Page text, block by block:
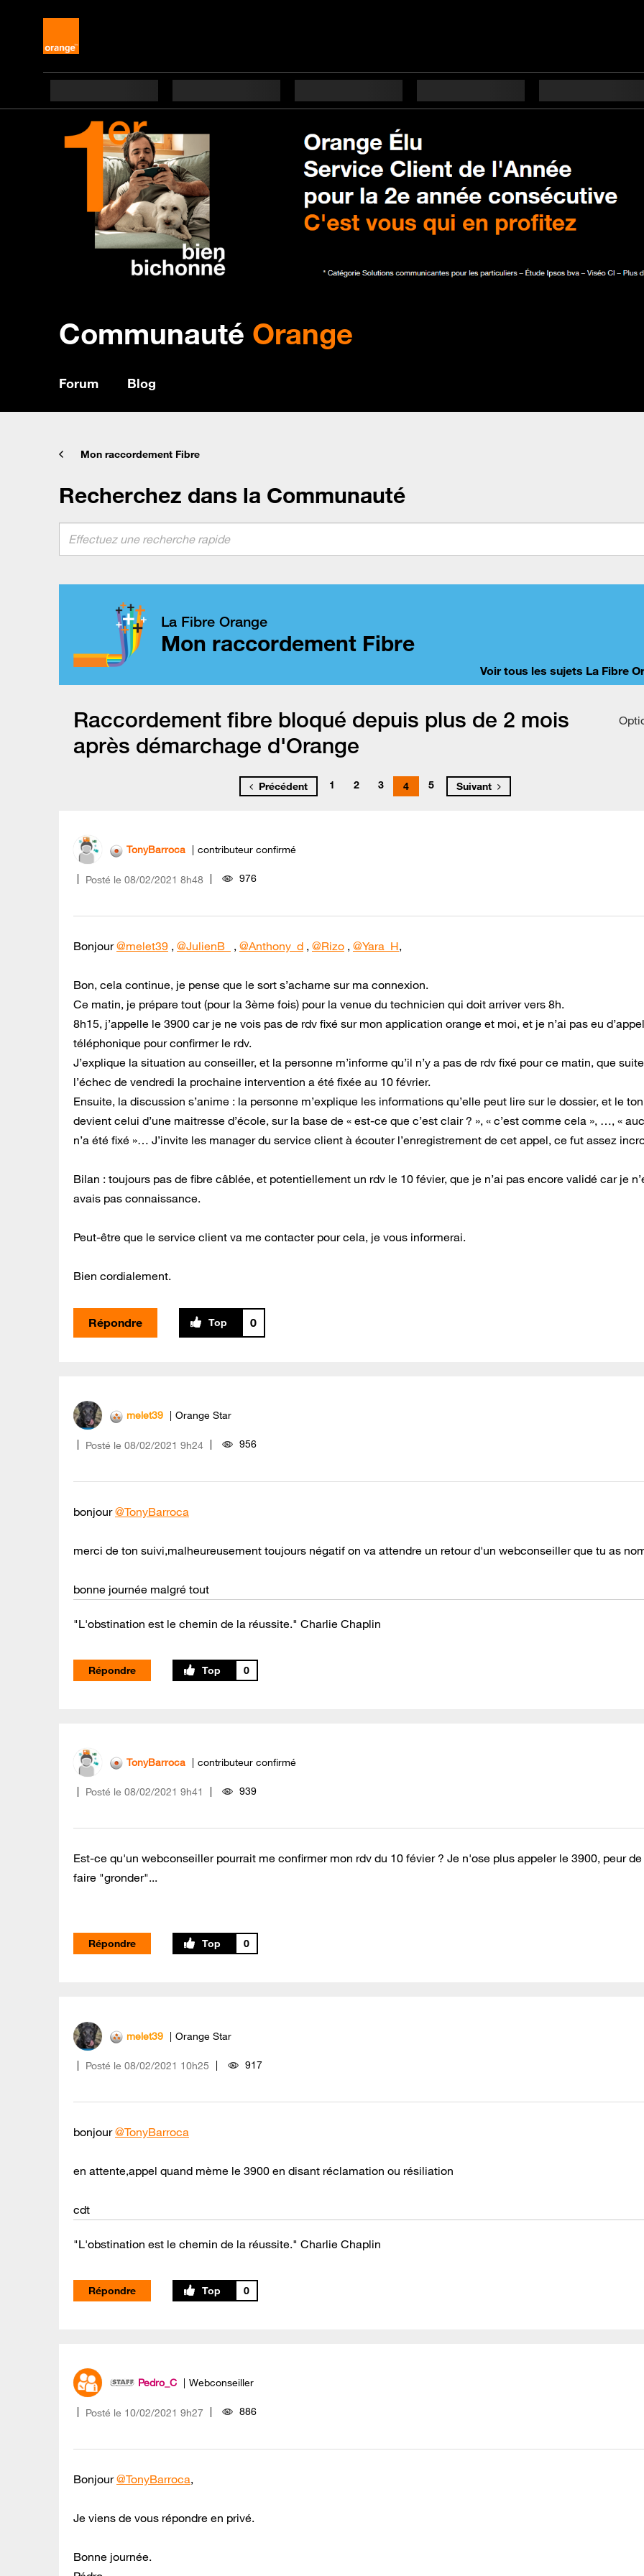
Communauté Orange
Forum Blog
Mon raccordement Fibre
Recherchez dans la Communauté
La Fibre Orange
Mon raccordement Fibre
Voir tous les sujets La Fibre
Raccordement fibre bloqué depuis plus de 2 mois
après démarchage d'Orange
Précédent 1 2 3 4 5 Suivant
TonyBarroca contributeur confirmé
Posté le ‎08/02/2021 8h48 976
Bonjour@melet39 , @JulienB_ , @Anthony_d , @Rizo , @Yara_H,
Bon, cela continue, je pense que le sort s’acharne sur ma connexion.
Ce matin, je prépare tout (pour la 3ème fois) pour la venue du technicien qui doit arriver vers 8h.
8h15, j’appelle le 3900 car je ne vois pas de rdv fixé sur mon application orange et moi, et je n’ai pas eu d’appel
téléphonique pour confirmer le rdv.
J’explique la situation au conseiller, et la personne m’informe qu’il n’y a pas de rdv fixé pour ce matin, que
l’échec de vendredi la prochaine intervention a été fixée au 10 février.
Ensuite, la discussion s’anime : la personne m’explique les informations qu’elle peut lire sur le dossier, et le
devient celui d’une maitresse d’école, sur la base de « est-ce que c’est clair ? », « c’est comme cela », …, «
n’a été fixé »… J’invite les manager du service client à écouter l’enregistrement de cet appel, ce fut assez
Bilan : toujours pas de fibre câblée, et potentiellement un rdv le 10 févier, que je n’ai pas encore validé car je
avais pas connaissance.
Peut-être que le service client va me contacter pour cela, je vous informerai.
Bien cordialement.
Répondre 0
melet39 Orange Star
Posté le ‎08/02/2021 9h24 956
bonjour@TonyBarroca
merci de ton suivi,malheureusement toujours négatif on va attendre un retour d'un webconseiller que tu as
bonne journée malgré tout
"L'obstination est le chemin de la réussite." Charlie Chaplin
Répondre 0
TonyBarroca contributeur confirmé
Posté le ‎08/02/2021 9h41 939
Est-ce qu'un webconseiller pourrait me confirmer mon rdv du 10 févier ? Je n'ose plus appeler le 3900, peur
faire "gronder"...
Répondre 0
melet39 Orange Star
Posté le ‎08/02/2021 10h25 917
bonjour@TonyBarroca
en attente,appel quand mème le 3900 en disant réclamation ou résiliation
cdt
"L'obstination est le chemin de la réussite." Charlie Chaplin
Répondre 0
Pedro_C Webconseiller
Posté le ‎10/02/2021 9h27 886
Bonjour@TonyBarroca,
Je viens de vous répondre en privé.
Bonne journée.